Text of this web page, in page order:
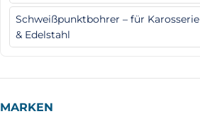
Schweißpunktbohrer – für Karosserie
& Edelstahl
MARKEN